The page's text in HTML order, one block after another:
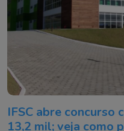
IFSC abre concurso
13,2 mil; veja como